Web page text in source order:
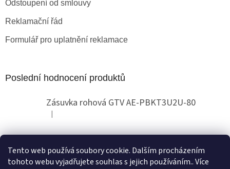
Tento web používá soubory cookie. Dalším procházením
tohoto webu vyjadřujete souhlas s jejich používáním.. Více
Odstoupení od smlouvy
Reklamační řád
Formulář pro uplatnění reklamace
Poslední hodnocení produktů
Zásuvka rohová GTV AE-PBKT3U2U-80
Hodnocení produktu je 2 z 5 hvězdiček.
|
Obchodní pokyny